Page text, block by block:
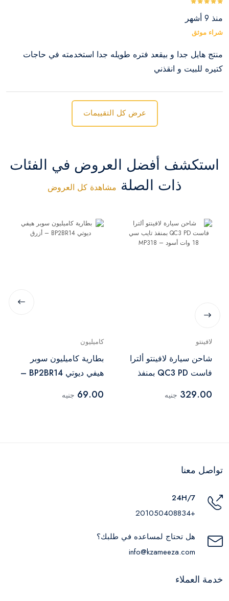
منذ 9 أشهر
شراء موثق
منتج هايل جدا و بيقعد فتره طويله جدا استخدمته في حاجات
كتيره للبيت و انقذني
عرض كل التقييمات
استكشف أفضل العروض في الفئات
ذات الصلة مشاهدة كل العروض
لافينتو
شاحن سيارة لافينتو ألترا
فاست QC3 PD بمنفذ
MP318
329.00 جنيه
كاميليون
بطارية كاميليون سوبر
هيفي ديوتي BP2BR14 –
69.00 جنيه
تواصل معنا
24H/7
+201050408834
هل تحتاج لمساعده في طلبك؟
info@kzameeza.com
خدمة العملاء